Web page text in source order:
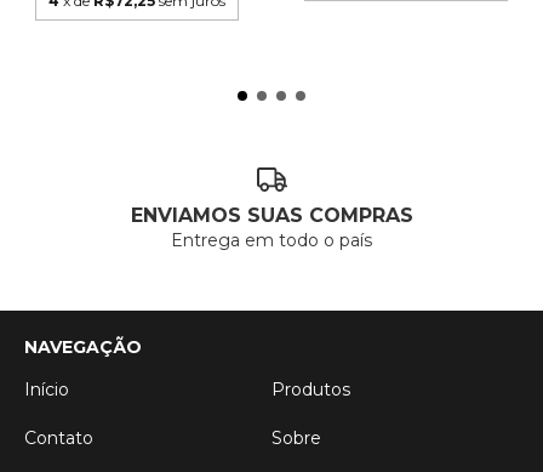
ENVIAMOS SUAS COMPRAS
Entrega em todo o país
NAVEGAÇÃO
Início
Produtos
Contato Sobre